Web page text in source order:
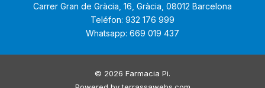
Carrer Gran de Gràcia, 16, Gràcia, 08012 Barcelona
Teléfon: 932 176 999
Whatsapp: 669 019 437
© 2026 Farmacia Pi.